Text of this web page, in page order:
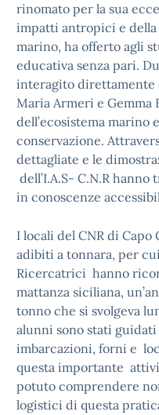
rinomato per la sua
impatti antropici e
marino, ha offerto agli
educativa senza pari.
interagito direttamente
Maria Armeri e
dell’ecosistema marino
conservazione.
dettagliate e le
dell’I.A.S- C.N.R
in conoscenze
I locali del CNR di
adibiti a tonnara, per
Ricercatrici hanno
mattanza siciliana,
tonno che si svolgeva
alunni sono stati
imbarcazioni, forni e
questa importante
potuto comprendere
logistici di questa